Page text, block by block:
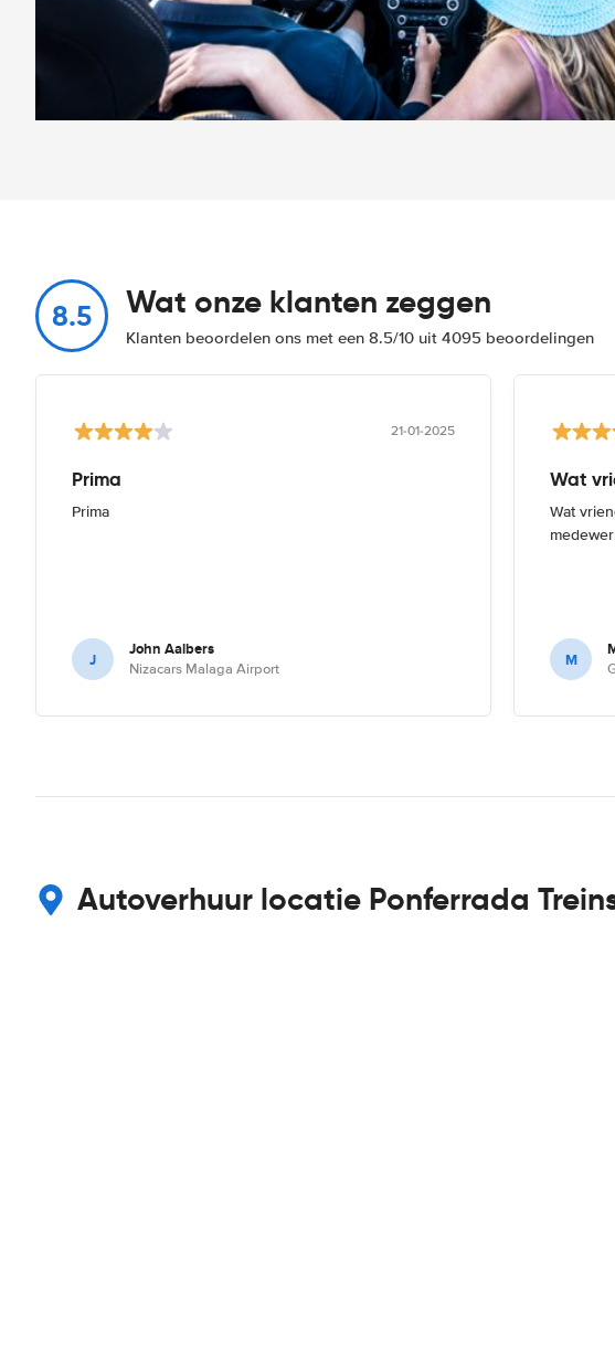
8.5 Wat onze klanten zeggen
Klanten beoordelen ons met een 8.5/10 uit 4095 beoordelingen
21-01-2025
Prima
Prima
J John Aalbers
Nizacars Malaga Airport
Wat
Wat
M
Autoverhuur locatie Ponferrada